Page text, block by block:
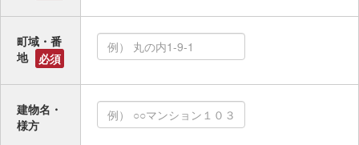
町域・番
地
必須
建物名・
様方